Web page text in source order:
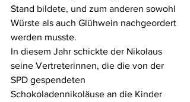
Stand bildete, und zum anderen sowohl
Würste als auch Glühwein nachgeordert
werden musste.
In diesem Jahr schickte der Nikolaus
seine Vertreterinnen, die die von der
SPD gespendeten
Schokoladennikoläuse an die Kinder